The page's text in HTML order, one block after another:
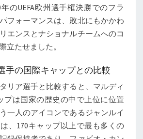
のUEFA欧州選手権決勝でのフラ
フォーマンスは、敗北にもかかわ
エンスとナショナルチームへのコ
立たせました。
手の国際キャップとの比較
リア選手と比較すると、マルディ
プは国家の歴史の中で上位に位置
一人のアイコンであるジャンルイ
、170キャップ以上で最も多くの